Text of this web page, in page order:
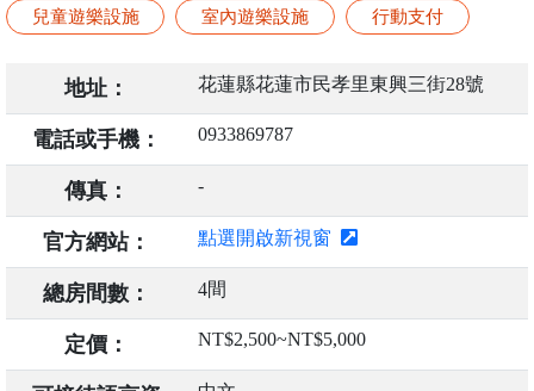
兒童遊樂設施 室內遊樂設施 行動支付
地址： 花蓮縣花蓮市民孝里東興三街28號
電話或手機： 0933869787
傳真： -
官方網站： 點選開啟新視窗
總房間數： 4間
定價： NT$2,500~NT$5,000